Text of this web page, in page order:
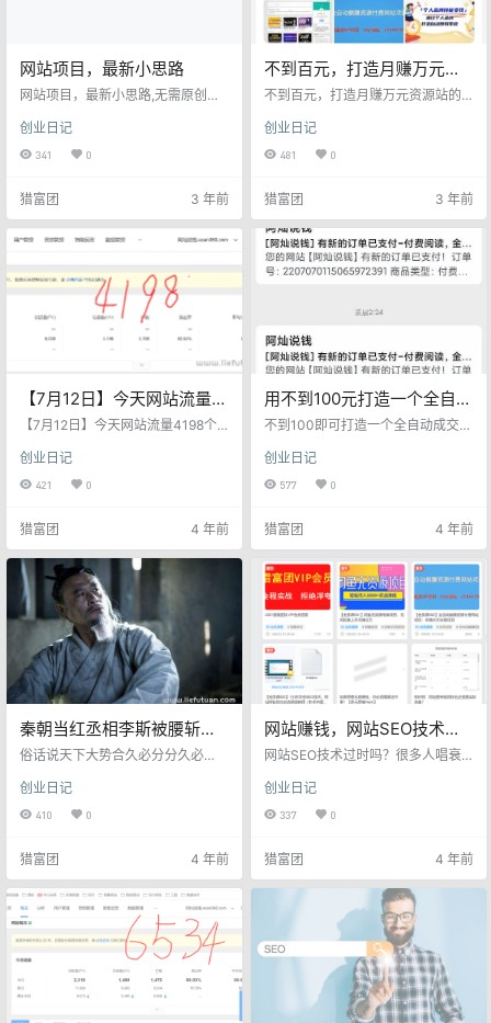
网站项目，最新小思路
网站项目，最新小思路,无需原创，
站【成本28+65】赚平台推广CPS
分成。 很多平台的课程都是有分成
0%为主。 我们就是搞一个网站，每
日更新那些，推荐课程的软文，一
般到平台或者他的公众号去找，也
文。 然后每日发表到自己的网站
上，搭配合理的关键词。因为平台
的课程是源源不断的更新…
创业日记
341 0
猎富团 3 年前
不到百元，打造月赚万元资
源站的优势
不到百元，打造月赚万元资源站的
每日复制粘贴； 2,无需引流，SEO
被动躺赚； 3，成本低，一百元即
是！
创业日记
481 0
猎富团 3 年前
【7月12日】今天网站流量
4198个IP ，不到百元低成本
【7月12日】今天网站流量4198个IP
站，SEO精准流量，无需引流，订
单不停 收益不断不香么！ 打造收租
5】，收会员，收广告费，出售友情
链接等变现。闲鱼无货源，一直操
作，小钱不断，新人易上手！ 现有
原创教程： 1，闲鱼无货源卖货教程
2，全自动资源网站项目 3，SEO排
名优化11节 4，一小时学会S…
创业日记
421 0
猎富团 4 年前
用不到100元打造一个全自动
成交网站
不到100即可打造一个全自动成交网
月收租哦！ 成本：域名28元 服务器
45元 主题和插件白嫖。 ​ ​网站收益
位 ​4，出售友情链接【最多卖50
个】一般10-100每个每月 ​5，给微
信或者公众号引流【私域闭环流
量】 ​6，会有各种大佬合作和人脉 ​
……等等 7月7日截止到下午15:42
网…
创业日记
577 0
猎富团 4 年前
秦朝当红丞相李斯被腰斩时
说了什么（揭秘不为人知的
俗话说天下大势合久必分分久必
几年的时间这个强大的帝国就被义
军彻底推翻，实在是太过短命了，
还有一个就是可怜的丞相李斯，如
果当年李斯能够坚持自己的立场，
立长子扶苏为帝，粉碎赵高的阴
谋，或许秦王朝就不会这么早灭亡
了，可惜李斯当时被赵高威逼利
诱，篡改诏书逼死了长子扶苏，最
终彻底葬送了秦王朝的江山，自己
也死在了赵高的手…
创业日记
410 0
猎富团 4 年前
网站赚钱，网站SEO技术过
时吗？
网站SEO技术过时吗？很多人唱衰
的。 虽然现在短视频确实占据很大
一部分流量，但是遇到问题的时候
而且答案更加清晰明了。 所以只要
网络存在，网站和搜索引擎就一直
有流量，我们就是通过SEO技术，
获取搜索引擎的免费流量，给我们
的网站带来源源不断的被动流量。
这个被动流量，都是精准流量。如
果你网站有他需要的，他就会愿意…
创业日记
337 0
猎富团 4 年前